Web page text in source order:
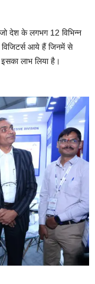
देश के लगभग 12 विभिन्न
आये हैं जिनमें से
लाभ लिया है।